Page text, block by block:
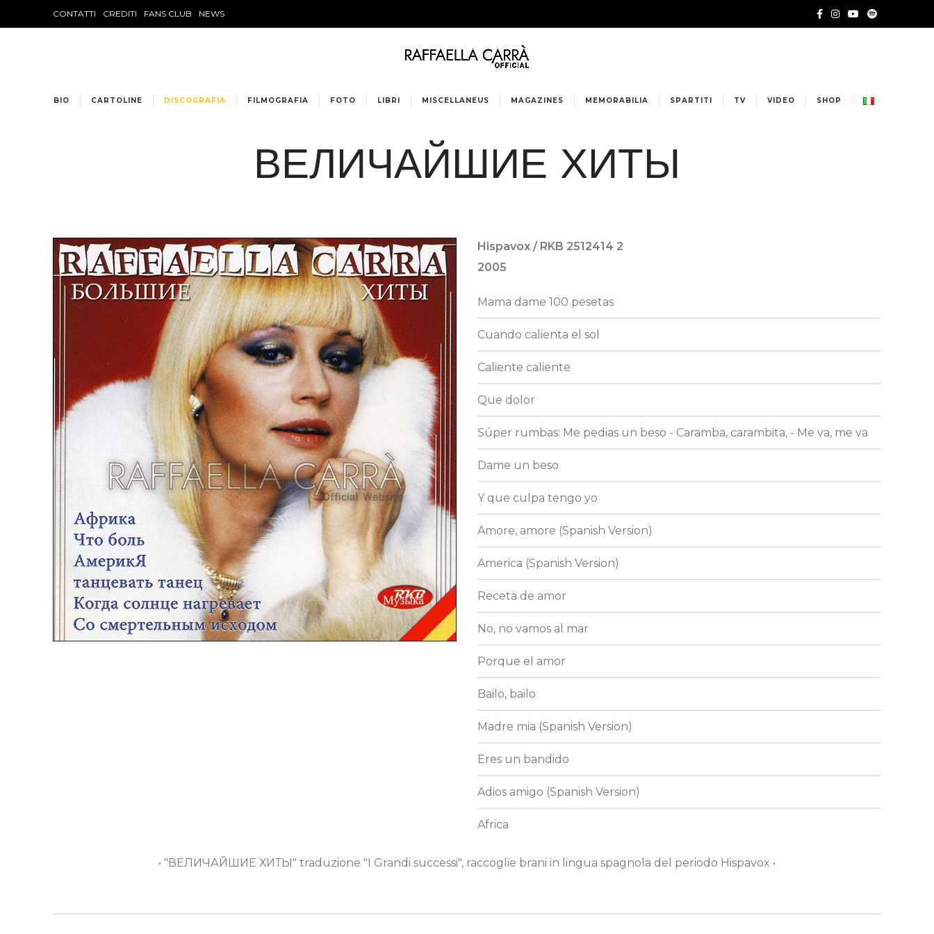
CONTATTI CREDITI FANS CLUB NEWS
BIO CARTOLINE DISCOGRAFIA FILMOGRAFIA FOTO LIBRI MISCELLANEUS MAGAZINES MEMORABILIA SPARTITI TV VIDEO SHOP
ВЕЛИЧАЙШИЕ ХИТЫ
Hispavox / RKB 2512414 2
2005
Mama dame 100 pesetas
Cuando calienta el sol
Caliente caliente
Que dolor
Súper rumbas: Me pedias un beso - Caramba, carambita, - Me va, me va
Dame un beso
Y que culpa tengo yo
Amore, amore (Spanish Version)
America (Spanish Version)
Receta de amor
No, no vamos al mar
Porque el amor
Bailo, bailo
Madre mia (Spanish Version)
Eres un bandido
Adios amigo (Spanish Version)
Africa
• "ВЕЛИЧАЙШИЕ ХИТЫ" traduzione "I Grandi successi", raccoglie brani in lingua spagnola del periodo Hispavox •